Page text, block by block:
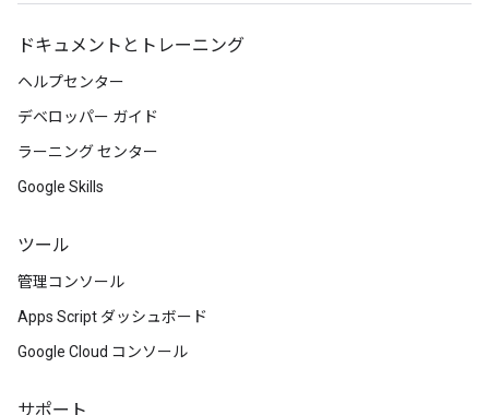
ドキュメントとトレーニング
ヘルプセンター
デベロッパー ガイド
ラーニング センター
Google Skills
ツール
管理コンソール
Apps Script ダッシュボード
Google Cloud コンソール
サポート